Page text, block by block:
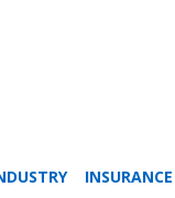
INSURANCE